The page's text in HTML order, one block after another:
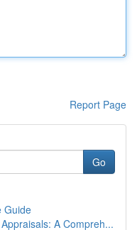
Report Page
Go
Guide
A Compreh...